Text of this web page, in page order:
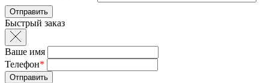
Быстрый заказ
Ваше имя
Телефон*